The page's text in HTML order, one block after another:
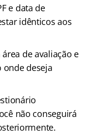
e data de
idênticos aos
de avaliação e
onde deseja
não conseguirá